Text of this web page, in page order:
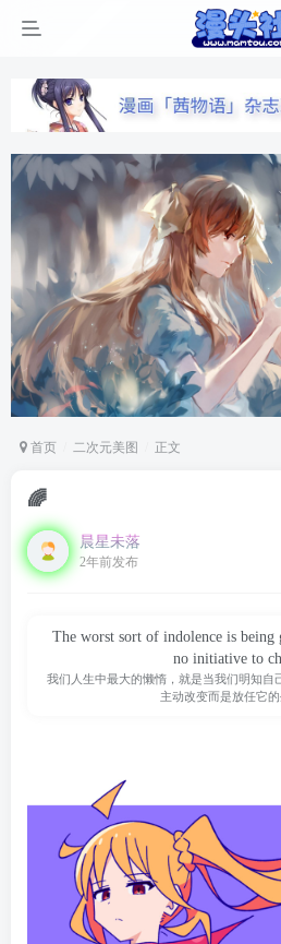
首页 二次元美图 正文
🌈
晨星未落
2年前发布
The worst sort of indolence is being
no initiative to
我们人生中最大的懒惰，就是当我们明知自
主动改变而是放任它